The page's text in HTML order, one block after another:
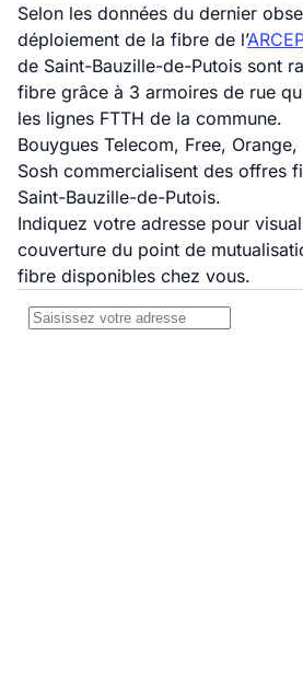
Selon les données du dernier
déploiement de la fibre de l’ARCEP
de Saint-Bauzille-de-Putois sont
fibre grâce à 3 armoires de rue
les lignes FTTH de la commune.
Bouygues Telecom, Free, Orange,
Sosh commercialisent des offres
Saint-Bauzille-de-Putois.
Indiquez votre adresse pour
couverture du point de
fibre disponibles chez vous.